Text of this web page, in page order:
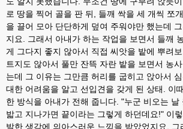
로 땅을 찍어 골을 판 뒤, 들깨 싹을 세 개씩 쪼
을 끌어 모아 단단하게 덮여 주워야만 했는데
지요. 그래서 아내가 하는 작업을 보면서 들깨
게 그다지 좋지 않아서 직접 씨앗을 밭에 뿌려
트지도 않아서 풀만 잔뜩 자란 밭을 보면서 농
는데 그 이유는 그만큼 허리를 굽히고 앉아서
대한 어려움을 알고 선입견을 갖게 된 상태. 이
한 방식을 아내가 전해 줍니다. "누군 비오는 날
밟고 지나가면 끝이라는 그렇게 하던데요!" 이
발한 생각에 의아스러운 느낌을 받았었지요. 그